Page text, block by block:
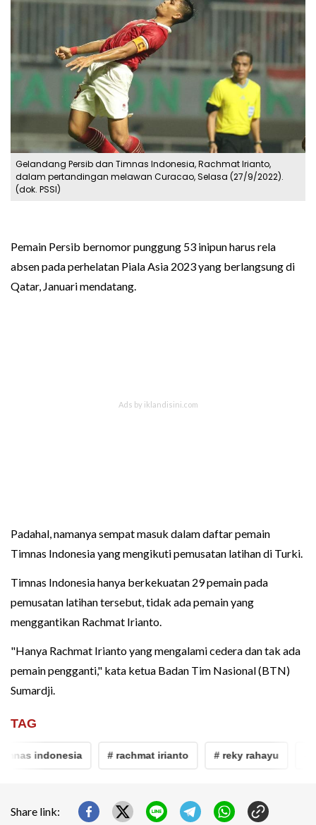
Gelandang Persib dan Timnas Indonesia, Rachmat Irianto,
dalam pertandingan melawan Curacao, Selasa (27/9/2022).
(dok. PSSI)
Pemain Persib bernomor punggung 53 inipun harus rela
absen pada perhelatan Piala Asia 2023 yang berlangsung di
Qatar, Januari mendatang.
Padahal, namanya sempat masuk dalam daftar pemain
Timnas Indonesia yang mengikuti pemusatan latihan di Turki.
Timnas Indonesia hanya berkekuatan 29 pemain pada
pemusatan latihan tersebut, tidak ada pemain yang
menggantikan Rachmat Irianto.
"Hanya Rachmat Irianto yang mengalami cedera dan tak ada
pemain pengganti," kata ketua Badan Tim Nasional (BTN)
Sumardji.
TAG
indonesia # rachmat irianto # reky rahayu
Share link: